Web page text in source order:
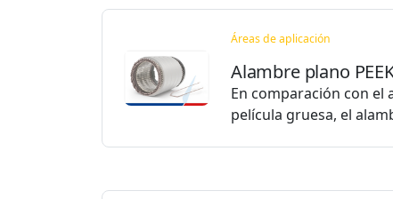
Áreas de aplicación
Alambre plano
En comparación con el
película gruesa, el